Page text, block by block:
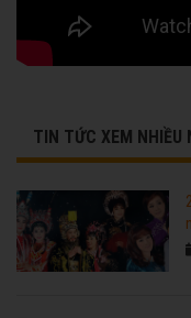
TIN TỨC XEM NHIỀU